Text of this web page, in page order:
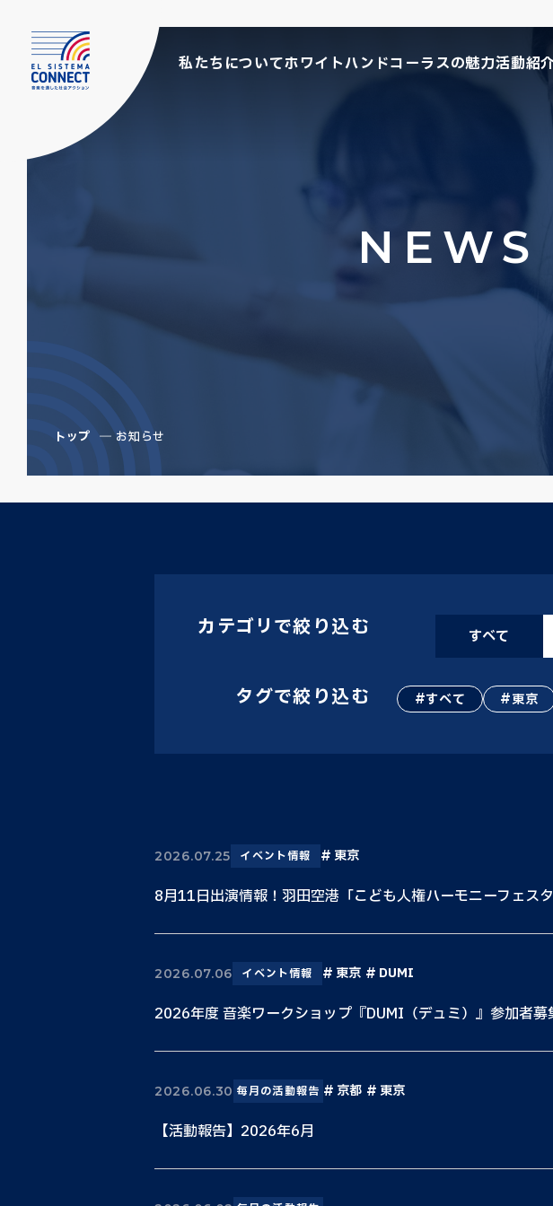
私たちについてホワイトハンドコーラスの魅力活動紹
トップ お知らせ
カテゴリで絞り込む すべて
タグで絞り込む すべて 東京
2026.07.25 イベント情報 東京
8月11日出演情報！羽田空港「こども人権ハーモニーフェスタ
2026.07.06 イベント情報 東京 DUMI
2026年度 音楽ワークショップ『DUMI（デュミ）』参加者
2026.06.30 毎月の活動報告 京都 東京
【活動報告】2026年6月